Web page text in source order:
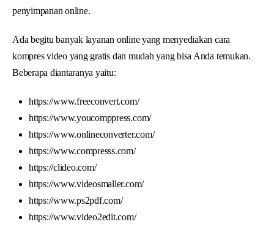
penyimpanan online.
Ada begitu banyak layanan online yang menyediakan cara
kompres video yang gratis dan mudah yang bisa Anda temukan.
Beberapa diantaranya yaitu:
https://www.freeconvert.com/
https://www.youcomppress.com/
https://www.onlineconverter.com/
https://www.compresss.com/
https://clideo.com/
https://www.videosmaller.com/
https://www.ps2pdf.com/
https://www.video2edit.com/